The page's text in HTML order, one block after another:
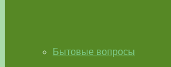
Бытовые вопросы